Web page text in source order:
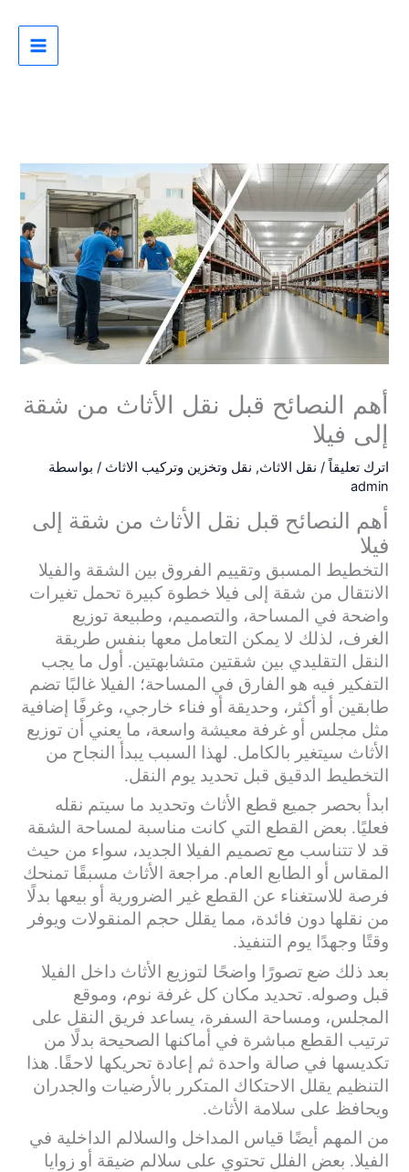
أهم النصائح قبل نقل الأثاث من شقة
إلى فيلا
اترك تعليقاً / نقل الاثاث, نقل وتخزين وتركيب الاثاث / بواسطة
admin
أهم النصائح قبل نقل الأثاث من شقة إلى
فيلا
التخطيط المسبق وتقييم الفروق بين الشقة والفيلا
الانتقال من شقة إلى فيلا خطوة كبيرة تحمل تغيرات
واضحة في المساحة، والتصميم، وطبيعة توزيع
الغرف، لذلك لا يمكن التعامل معها بنفس طريقة
النقل التقليدي بين شقتين متشابهتين. أول ما يجب
التفكير فيه هو الفارق في المساحة؛ الفيلا غالبًا تضم
طابقين أو أكثر، وحديقة أو فناء خارجي، وغرفًا إضافية
مثل مجلس أو غرفة معيشة واسعة، ما يعني أن توزيع
الأثاث سيتغير بالكامل. لهذا السبب يبدأ النجاح من
التخطيط الدقيق قبل تحديد يوم النقل.
ابدأ بحصر جميع قطع الأثاث وتحديد ما سيتم نقله
فعليًا. بعض القطع التي كانت مناسبة لمساحة الشقة
قد لا تتناسب مع تصميم الفيلا الجديد، سواء من حيث
المقاس أو الطابع العام. مراجعة الأثاث مسبقًا تمنحك
فرصة للاستغناء عن القطع غير الضرورية أو بيعها بدلًا
من نقلها دون فائدة، مما يقلل حجم المنقولات ويوفر
وقتًا وجهدًا يوم التنفيذ.
بعد ذلك ضع تصورًا واضحًا لتوزيع الأثاث داخل الفيلا
قبل وصوله. تحديد مكان كل غرفة نوم، وموقع
المجلس، ومساحة السفرة، يساعد فريق النقل على
ترتيب القطع مباشرة في أماكنها الصحيحة بدلًا من
تكديسها في صالة واحدة ثم إعادة تحريكها لاحقًا. هذا
التنظيم يقلل الاحتكاك المتكرر بالأرضيات والجدران
ويحافظ على سلامة الأثاث.
من المهم أيضًا قياس المداخل والسلالم الداخلية في
الفيلا. بعض الفلل تحتوي على سلالم ضيقة أو زوايا